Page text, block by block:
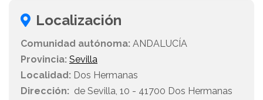
Localización
Comunidad autónoma: ANDALUCÍA
Provincia: Sevilla
Localidad: Dos Hermanas
Dirección: de Sevilla, 10 - 41700 Dos Hermanas